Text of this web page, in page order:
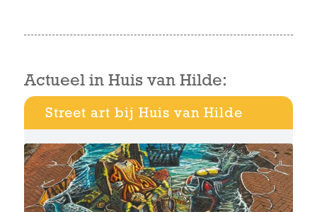
Actueel in Huis van Hilde:
Street art bij Huis van Hilde